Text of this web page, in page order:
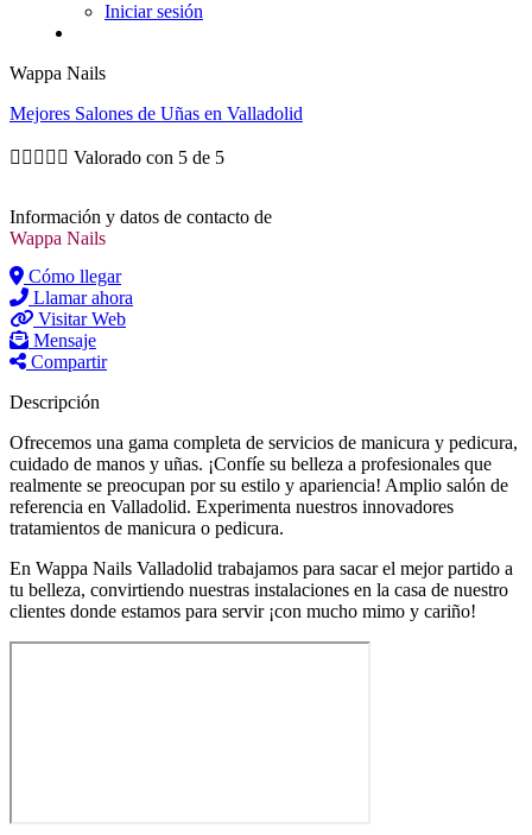
Iniciar sesión
Wappa Nails
Mejores Salones de Uñas en Valladolid
     Valorado con 5 de 5
Información y datos de contacto de
Wappa Nails
Cómo llegar
Llamar ahora
Visitar Web
Mensaje
Compartir
Descripción
Ofrecemos una gama completa de servicios de manicura y pedicura,
cuidado de manos y uñas. ¡Confíe su belleza a profesionales que
realmente se preocupan por su estilo y apariencia! Amplio salón de
referencia en Valladolid. Experimenta nuestros innovadores
tratamientos de manicura o pedicura.
En Wappa Nails Valladolid trabajamos para sacar el mejor partido a
tu belleza, convirtiendo nuestras instalaciones en la casa de nuestro
clientes donde estamos para servir ¡con mucho mimo y cariño!